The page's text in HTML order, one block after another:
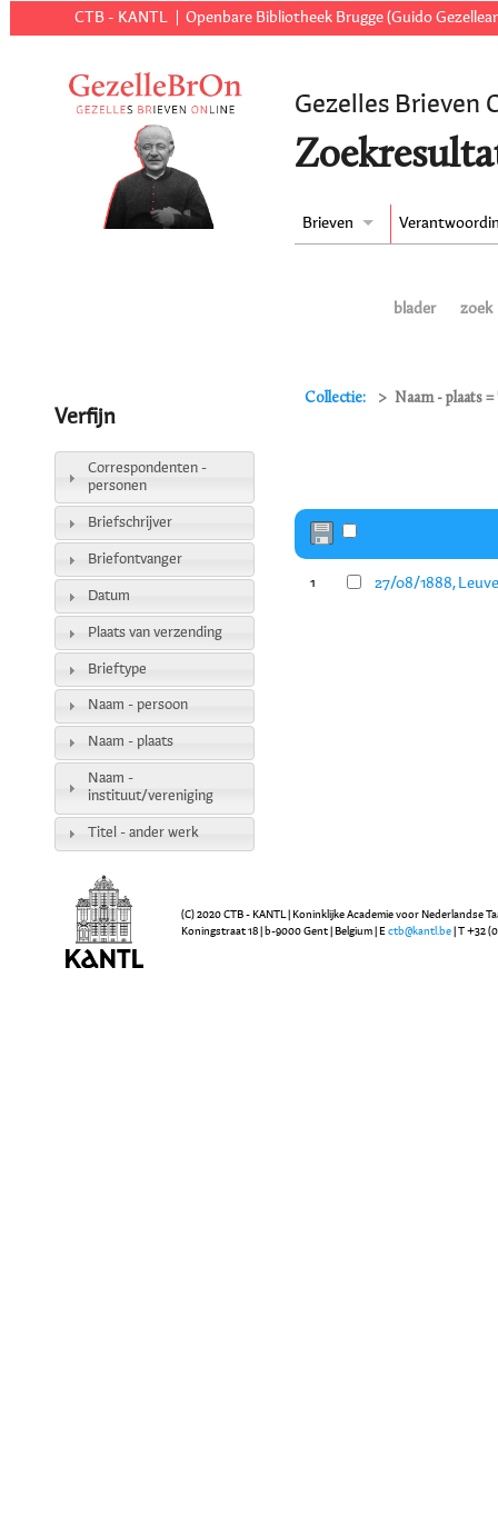
CTB - KANTL Openbare Bibliotheek Brugge (Guido
Gezelles Brieven
Brieven
blader zoek
Collectie: Naam - plaats
1 27/08/1888,
Verfijn
Correspondenten -
personen
Briefschrijver
Briefontvanger
Datum
Plaats van verzending
Brieftype
Naam - persoon
Naam - plaats
Naam -
instituut/vereniging
Titel - ander werk
(C) 2020 CTB - KANTL | Koninklijke Academie voor Nederlandse
Koningstraat 18 | b-9000 Gent | Belgium | E ctb@kantl.be | T +32